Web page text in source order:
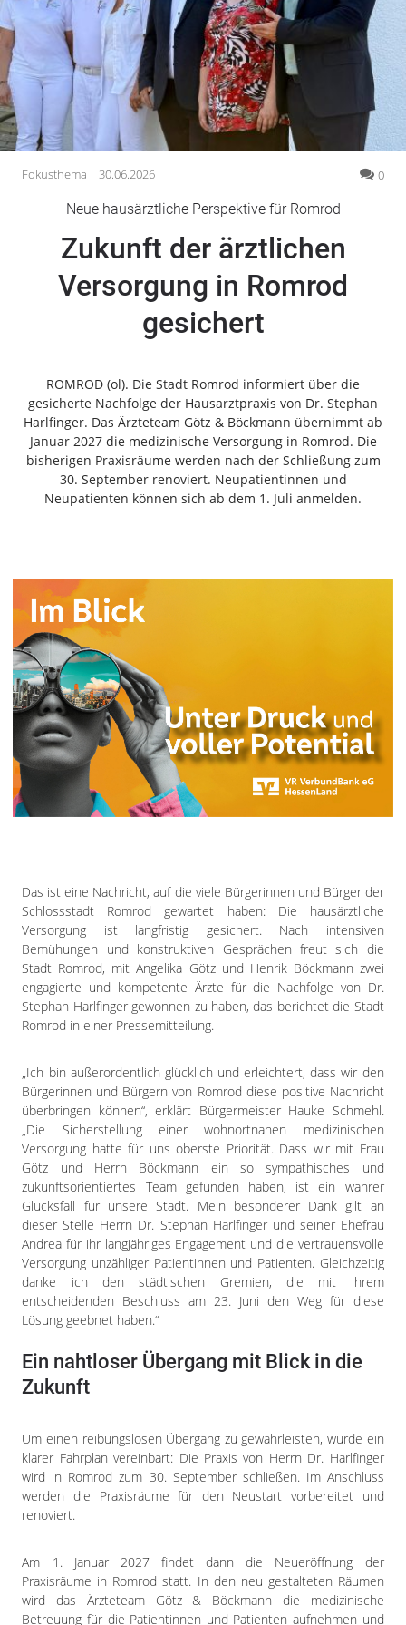
Gesundheit
Kultur
Lifestyle
Wirtschaft
Vogelsberg
Alsfeld
Romrod
Homberg
Ohm
Antrifttal
Feldatal
Freiensteinau
Gemünden
Grebenau
Grebenhain
Mücke
Schwalmtal
Ulrichstein
Wartenberg
Schwalm
Fulda
Gießen
Impressum
Fokusthema 30.06.2026 0
Neue hausärztliche Perspektive für Romrod
Zukunft der ärztlichen
Versorgung in Romrod
gesichert
ROMROD (ol). Die Stadt Romrod informiert über die
gesicherte Nachfolge der Hausarztpraxis von Dr. Stephan
Harlfinger. Das Ärzteteam Götz & Böckmann übernimmt ab
Januar 2027 die medizinische Versorgung in Romrod. Die
bisherigen Praxisräume werden nach der Schließung zum
30. September renoviert. Neupatientinnen und
Neupatienten können sich ab dem 1. Juli anmelden.
Das ist eine Nachricht, auf die viele Bürgerinnen und Bürger der
Schlossstadt Romrod gewartet haben: Die hausärztliche
Versorgung ist langfristig gesichert. Nach intensiven
Bemühungen und konstruktiven Gesprächen freut sich die
Stadt Romrod, mit Angelika Götz und Henrik Böckmann zwei
engagierte und kompetente Ärzte für die Nachfolge von Dr.
Stephan Harlfinger gewonnen zu haben, das berichtet die Stadt
Romrod in einer Pressemitteilung.
„Ich bin außerordentlich glücklich und erleichtert, dass wir den
Bürgerinnen und Bürgern von Romrod diese positive Nachricht
überbringen können“, erklärt Bürgermeister Hauke Schmehl.
„Die Sicherstellung einer wohnortnahen medizinischen
Versorgung hatte für uns oberste Priorität. Dass wir mit Frau
Götz und Herrn Böckmann ein so sympathisches und
zukunftsorientiertes Team gefunden haben, ist ein wahrer
Glücksfall für unsere Stadt. Mein besonderer Dank gilt an
dieser Stelle Herrn Dr. Stephan Harlfinger und seiner Ehefrau
Andrea für ihr langjähriges Engagement und die vertrauensvolle
Versorgung unzähliger Patientinnen und Patienten. Gleichzeitig
danke ich den städtischen Gremien, die mit ihrem
entscheidenden Beschluss am 23. Juni den Weg für diese
Lösung geebnet haben.“
Ein nahtloser Übergang mit Blick in die
Zukunft
Um einen reibungslosen Übergang zu gewährleisten, wurde ein
klarer Fahrplan vereinbart: Die Praxis von Herrn Dr. Harlfinger
wird in Romrod zum 30. September schließen. Im Anschluss
werden die Praxisräume für den Neustart vorbereitet und
renoviert.
Am 1. Januar 2027 findet dann die Neueröffnung der
Praxisräume in Romrod statt. In den neu gestalteten Räumen
wird das Ärzteteam Götz & Böckmann die medizinische
Betreuung für die Patientinnen und Patienten aufnehmen und